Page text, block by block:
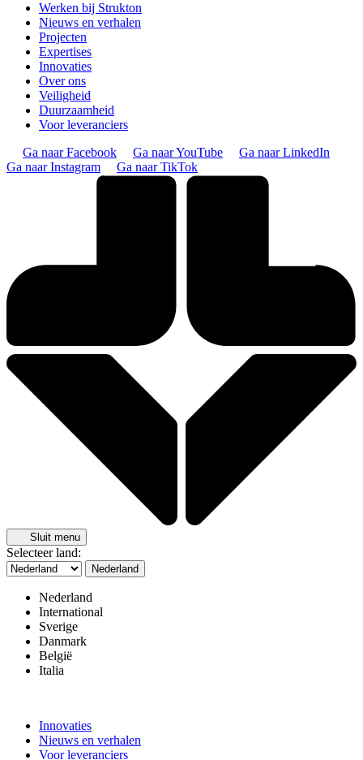
Werken bij Strukton
Nieuws en verhalen
Projecten
Expertises
Innovaties
Over ons
Veiligheid
Duurzaamheid
Voor leveranciers
Ga naar Facebook
Ga naar YouTube
Ga naar LinkedIn
Ga naar Instagram
Ga naar TikTok
Sluit menu
Selecteer land:
Nederland
Nederland
International
Sverige
Danmark
België
Italia
Innovaties
Nieuws en verhalen
Voor leveranciers